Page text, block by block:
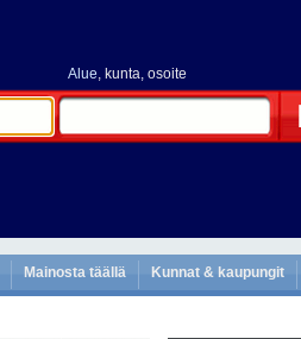
Alue, kunta, osoite
Mainosta täällä Kunnat & kaupungit